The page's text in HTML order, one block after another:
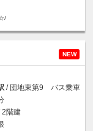
NEW
/ 団地東第9 バス乗車
2階建